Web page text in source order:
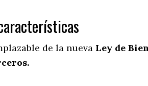
de la nueva Ley de